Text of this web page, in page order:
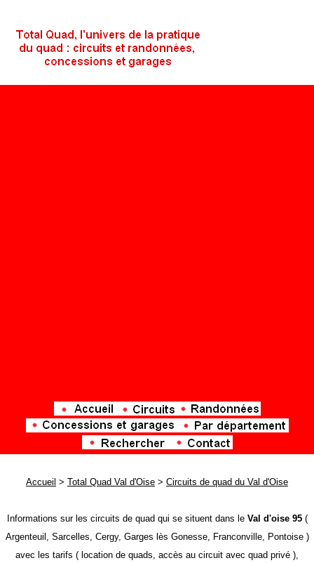
Accueil > Total Quad Val d'Oise > Circuits de quad du Val d'Oise
Informations sur les circuits de quad qui se situent dans le Val d'oise 95(
Argenteuil, Sarcelles, Cergy, Garges lès Gonesse, Franconville, Pontoise )
avec les tarifs ( location de quads, accès au circuit avec quad privé ),